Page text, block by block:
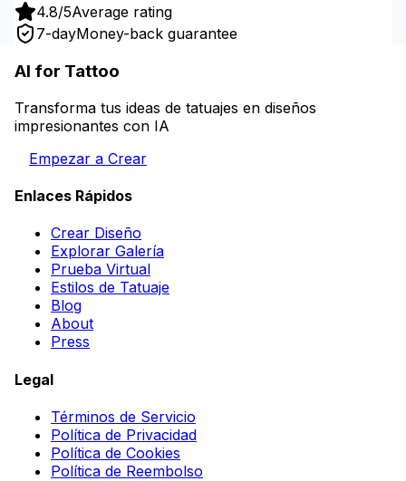
4.8/5Average rating
7-dayMoney-back guarantee
AI for Tattoo
Transforma tus ideas de tatuajes en diseños
impresionantes con IA
Empezar a Crear
Enlaces Rápidos
Crear Diseño
Explorar Galería
Prueba Virtual
Estilos de Tatuaje
Blog
About
Press
Legal
Términos de Servicio
Política de Privacidad
Política de Cookies
Política de Reembolso